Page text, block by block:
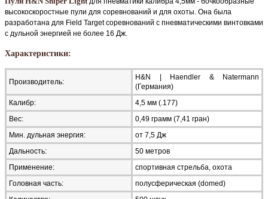
высокоскоростные пули для соревнований и для охоты. Она была
разработана для Field Target соревнований с пневматическими винтовками
с дульной энергией не более 16 Дж.
Характеристики:
Производитель:
H&N | Haendler & Natermann
(Германия)
Калибр:
4,5 мм (.177)
Вес:
0,49 грамм (7,41 гран)
Мин. дульная энергия:
от 7,5 Дж
Дальность:
50 метров
Применение:
спортивная стрельба, охота
Головная часть:
полусферическая (domed)